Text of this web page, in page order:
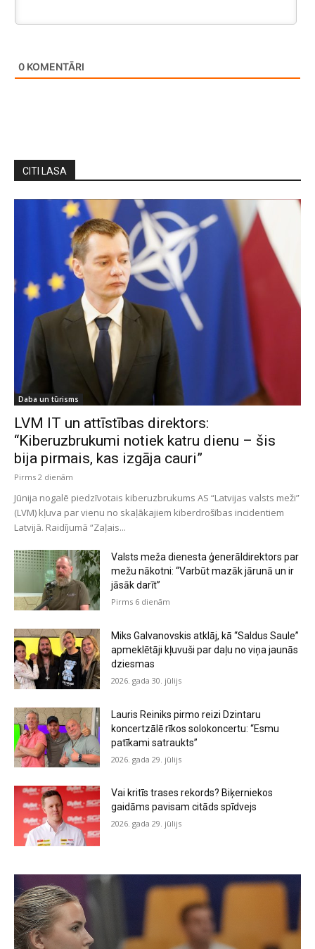
0 KOMENTĀRI
CITI LASA
Daba un tūrisms
LVM IT un attīstības direktors:
“Kiberuzbrukumi notiek katru dienu – šis
bija pirmais, kas izgāja cauri”
Pirms 2 dienām
Jūnija nogalē piedzīvotais kiberuzbrukums AS “Latvijas valsts meži”
(LVM) kļuva par vienu no skaļākajiem kiberdrošības incidentiem
Latvijā. Raidījumā “Zaļais...
Valsts meža dienesta ģenerāldirektors par
mežu nākotni: “Varbūt mazāk jārunā un ir
jāsāk darīt”
Pirms 6 dienām
Miks Galvanovskis atklāj, kā “Saldus Saule”
apmeklētāji kļuvuši par daļu no viņa jaunās
dziesmas
2026. gada 30. jūlijs
Lauris Reiniks pirmo reizi Dzintaru
koncertzālē rīkos solokoncertu: “Esmu
patīkami satraukts”
2026. gada 29. jūlijs
Vai kritīs trases rekords? Biķerniekos
gaidāms pavisam citāds spīdvejs
2026. gada 29. jūlijs